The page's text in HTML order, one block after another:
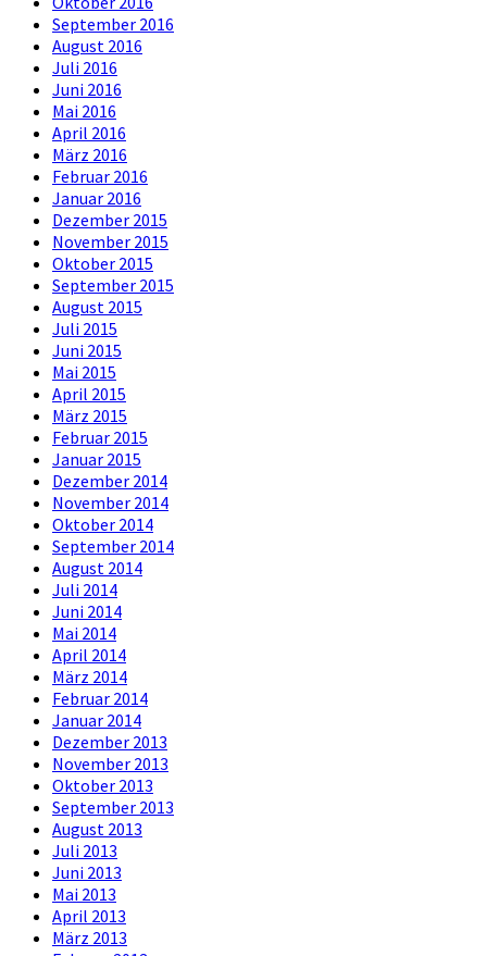
September 2016
August 2016
Juli 2016
Juni 2016
Mai 2016
April 2016
März 2016
Februar 2016
Januar 2016
Dezember 2015
November 2015
Oktober 2015
September 2015
August 2015
Juli 2015
Juni 2015
Mai 2015
April 2015
März 2015
Februar 2015
Januar 2015
Dezember 2014
November 2014
Oktober 2014
September 2014
August 2014
Juli 2014
Juni 2014
Mai 2014
April 2014
März 2014
Februar 2014
Januar 2014
Dezember 2013
November 2013
Oktober 2013
September 2013
August 2013
Juli 2013
Juni 2013
Mai 2013
April 2013
März 2013